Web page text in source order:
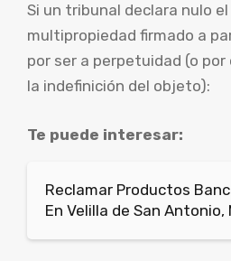
Si un tribunal declara nulo
multipropiedad firmado a
por ser a perpetuidad (o
la indefinición del objeto):
Te puede interesar:
Reclamar Productos
En Velilla de San Antonio,